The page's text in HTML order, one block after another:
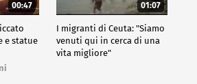
00:47
e statue
01:07
I migranti di Ceuta: "Siamo
venuti qui in cerca di una
vita migliore"